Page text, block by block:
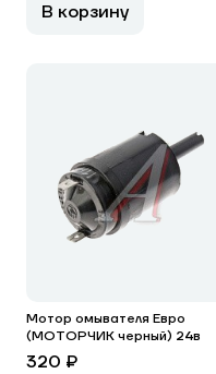
В корзину
Мотор омывателя Евро
(МОТОРЧИК черный) 24в
320 ₽